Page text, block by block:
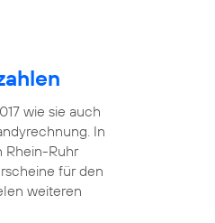
wie sie auch
In
Rhein-Ruhr
für den
weiteren